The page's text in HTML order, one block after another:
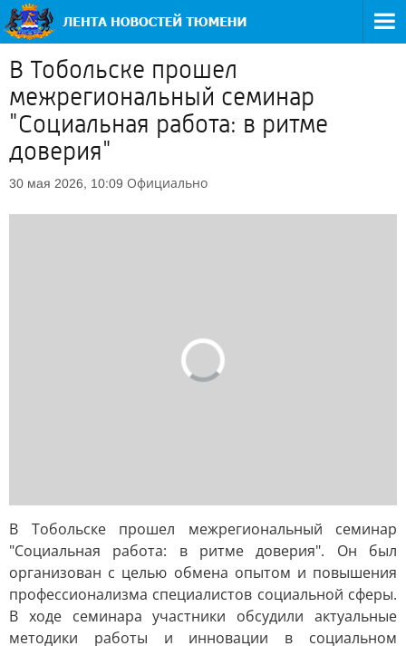
В Тобольске прошел
межрегиональный семинар
"Социальная работа: в ритме
доверия"
30 мая 2026, 10:09 Официально
В Тобольске прошел межрегиональный семинар
"Социальная работа: в ритме доверия". Он был
организован с целью обмена опытом и повышения
профессионализма специалистов социальной сферы.
В ходе семинара участники обсудили актуальные
методики работы и инновации в социальном